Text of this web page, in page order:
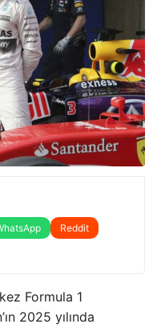
Reddit
Formula 1
2025 yılında